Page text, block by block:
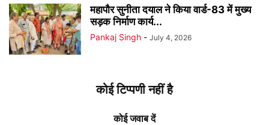
महापौर सुनीता दयाल ने किया वार्ड-83 में मुख्य
सड़क निर्माण कार्य...
Pankaj Singh - July 4, 2026
कोई टिप्पणी नहीं है
कोई जवाब दें